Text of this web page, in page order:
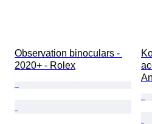
Observation binoculars -
2020+ - Rolex